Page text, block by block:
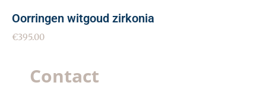
Oorringen witgoud zirkonia
€395.00
Contact